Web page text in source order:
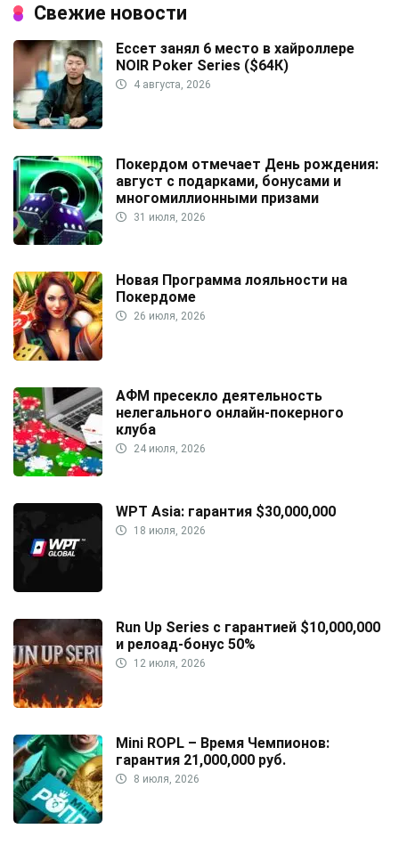
Свежие новости
Ессет занял 6 место в хайроллере
NOIR Poker Series ($64К)
4 августа, 2026
Покердом отмечает День рождения:
август с подарками, бонусами и
многомиллионными призами
31 июля, 2026
Новая Программа лояльности на
Покердоме
26 июля, 2026
АФМ пресекло деятельность
нелегального онлайн-покерного
клуба
24 июля, 2026
WPT Asia: гарантия $30,000,000
18 июля, 2026
Run Up Series с гарантией $10,000,000
и релоад-бонус 50%
12 июля, 2026
Mini ROPL – Время Чемпионов:
гарантия 21,000,000 руб.
8 июля, 2026